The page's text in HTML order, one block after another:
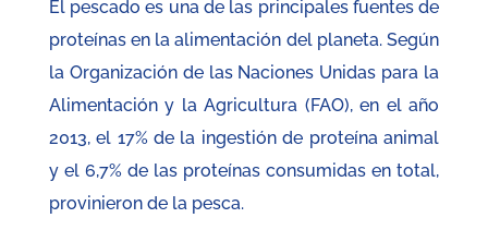
El pescado es una de las principales fuentes de
proteínas en la alimentación del planeta. Según
la Organización de las Naciones Unidas para la
Alimentación y la Agricultura (FAO), en el año
2013, el 17% de la ingestión de proteína animal
y el 6,7% de las proteínas consumidas en total,
provinieron de la pesca.